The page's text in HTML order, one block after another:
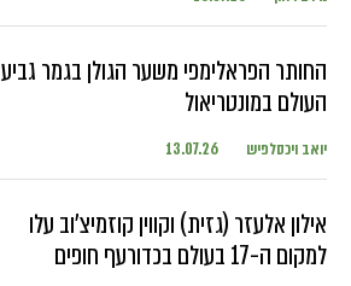
החותר הפראלימפי משער הגולן בגמר גביע
העולם במונטריאול
יואב ויכסלפיש 13.07.26
אילון אלעזר (גזית) וקווין קוזמיצ'וב עלו
למקום ה-17 בעולם בכדורעף חופים